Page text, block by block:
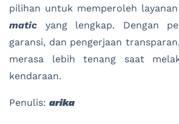
pilihan untuk memperoleh layanan
matic yang lengkap. Dengan
garansi, dan pengerjaan
merasa lebih tenang saat
kendaraan.
Penulis: arika